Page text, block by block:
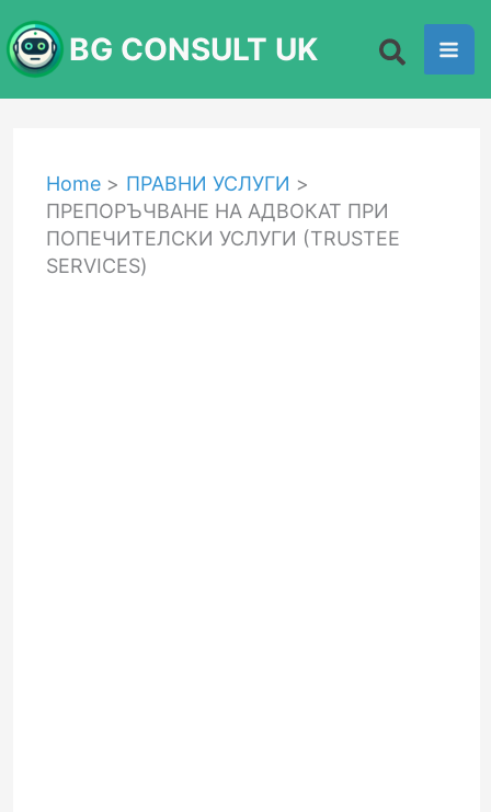
to
content
BG CONSULT UK
Home
ПРАВНИ УСЛУГИ
ПРЕПОРЪЧВАНЕ НА АДВОКАТ ПРИ
ПОПЕЧИТЕЛСКИ УСЛУГИ (TRUSTEE
SERVICES)